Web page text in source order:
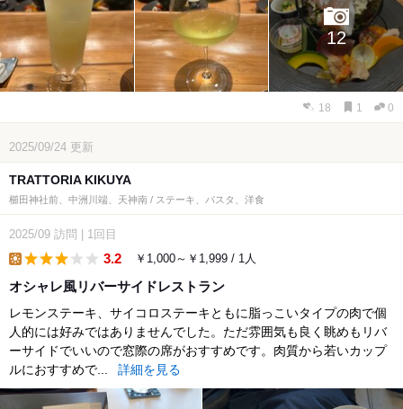
12
18 1 0
2025/09/24 更新
TRATTORIA KIKUYA
櫛田神社前、中洲川端、天神南 / ステーキ、パスタ、洋食
2025/09 訪問 1回目
3.2 ￥1,000～￥1,999 / 1人
オシャレ風リバーサイドレストラン
レモンステーキ、サイコロステーキともに脂っこいタイプの肉で個
人的には好みではありませんでした。ただ雰囲気も良く眺めもリバ
ーサイドでいいので窓際の席がおすすめです。肉質から若いカップ
ルにおすすめで...
詳細を見る